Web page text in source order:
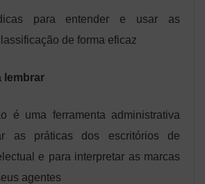
para entender e usar as
de forma eficaz
lembrar
é uma ferramenta administrativa
as práticas dos escritórios de
e para interpretar as marcas
agentes